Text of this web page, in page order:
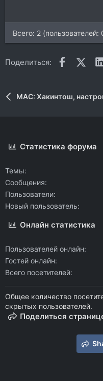
Всего: 2 (пользователей:
Поделиться: Facebook
X
MAC: Хакинтош,
Статистика форума
Темы
Сообщения
Пользователи
Новый пользователь
Онлайн статистика
Пользователей онлайн
Гостей онлайн
Всего посетителей
Общее количество
скрытых пользователей.
Поделиться